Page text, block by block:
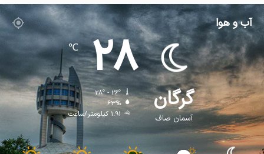
آب و هوا
گرگان
آسمان صاف
28
℃
28º - 26º
63%
1.91 کیلومتر/ساعت